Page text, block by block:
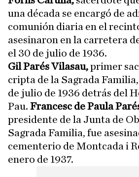
una década se encargó de
comunión diaria en el
asesinaron en la carretera
el 30 de julio de 1936.
Gil Parés Vilasau,primer
cripta de la Sagrada
de julio de 1936 detrás del
Pau. Francesc de Paula
presidente de la Junta de
Sagrada Familia, fue
cementerio de Montcada i
enero de 1937.